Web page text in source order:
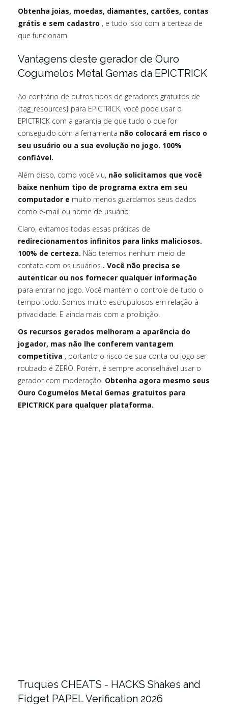
Obtenha joias, moedas, diamantes, cartões, contas
grátis e sem cadastro , e tudo isso com a certeza de
que funcionam.
Vantagens deste gerador de Ouro
Cogumelos Metal Gemas da EPICTRICK
Ao contrário de outros tipos de geradores gratuitos de
{tag_resources} para EPICTRICK, você pode usar o
EPICTRICK com a garantia de que tudo o que for
conseguido com a ferramenta não colocará em risco o
seu usuário ou a sua evolução no jogo. 100%
confiável.
Além disso, como você viu, não solicitamos que você
baixe nenhum tipo de programa extra em seu
computador e muito menos guardamos seus dados
como e-mail ou nome de usuário.
Claro, evitamos todas essas práticas de
redirecionamentos infinitos para links maliciosos.
100% de certeza. Não teremos nenhum meio de
contato com os usuários . Você não precisa se
autenticar ou nos fornecer qualquer informação
para entrar no jogo. Você mantém o controle de tudo o
tempo todo. Somos muito escrupulosos em relação à
privacidade. E ainda mais com a proibição.
Os recursos gerados melhoram a aparência do
jogador, mas não lhe conferem vantagem
competitiva , portanto o risco de sua conta ou jogo ser
roubado é ZERO. Porém, é sempre aconselhável usar o
gerador com moderação. Obtenha agora mesmo seus
Ouro Cogumelos Metal Gemas gratuitos para
EPICTRICK para qualquer plataforma.
Truques CHEATS - HACKS Shakes and
Fidget PAPEL Verification 2026